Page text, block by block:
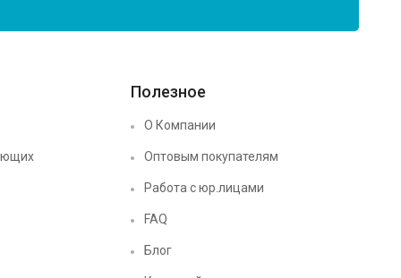
Полезное
О Компании
Оптовым покупателям
Работа с юр.лицами
FAQ
Блог